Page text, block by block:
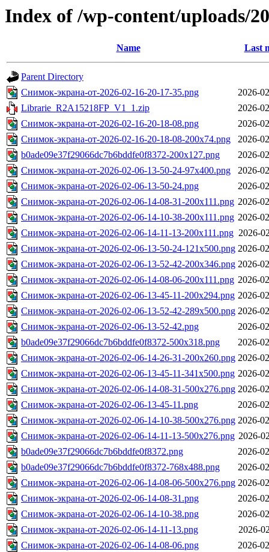
Index of /wp-content/uploads/
Name Last
Parent Directory
Снимок-экрана-от-2026-02-16-20-17-35.png
2026-
Librarie_R2A15218FP_V1_1.zip
2026-
Снимок-экрана-от-2026-02-16-20-18-08.png
2026-
Снимок-экрана-от-2026-02-16-20-18-08-200x74.png
2026-
b0ade09e37f29066dc7b6bddfe0f8372-200x127.png
2026-
Снимок-экрана-от-2026-02-06-13-50-24-97x400.png
2026-
Снимок-экрана-от-2026-02-06-13-50-24.png
2026-
Снимок-экрана-от-2026-02-06-14-08-31-200x111.png 2026-
Снимок-экрана-от-2026-02-06-14-10-38-200x111.png 2026-
Снимок-экрана-от-2026-02-06-14-11-13-200x111.png 2026-
Снимок-экрана-от-2026-02-06-13-50-24-121x500.png 2026-
Снимок-экрана-от-2026-02-06-13-52-42-200x346.png 2026-
Снимок-экрана-от-2026-02-06-14-08-06-200x111.png 2026-
Снимок-экрана-от-2026-02-06-13-45-11-200x294.png 2026-
Снимок-экрана-от-2026-02-06-13-52-42-289x500.png 2026-
Снимок-экрана-от-2026-02-06-13-52-42.png
2026-
b0ade09e37f29066dc7b6bddfe0f8372-500x318.png
2026-
Снимок-экрана-от-2026-02-06-14-26-31-200x260.png 2026-
Снимок-экрана-от-2026-02-06-13-45-11-341x500.png 2026-
Снимок-экрана-от-2026-02-06-14-08-31-500x276.png 2026-
Снимок-экрана-от-2026-02-06-13-45-11.png
2026-
Снимок-экрана-от-2026-02-06-14-10-38-500x276.png 2026-
Снимок-экрана-от-2026-02-06-14-11-13-500x276.png 2026-
b0ade09e37f29066dc7b6bddfe0f8372.png
2026-
b0ade09e37f29066dc7b6bddfe0f8372-768x488.png
2026-
Снимок-экрана-от-2026-02-06-14-08-06-500x276.png 2026-
Снимок-экрана-от-2026-02-06-14-08-31.png
2026-
Снимок-экрана-от-2026-02-06-14-10-38.png
2026-
Снимок-экрана-от-2026-02-06-14-11-13.png
2026-
Снимок-экрана-от-2026-02-06-14-08-06.png
2026-